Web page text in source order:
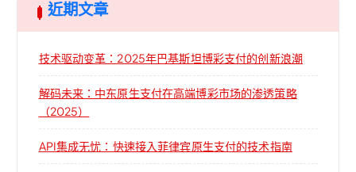
近期文章
技术驱动变革：2025年巴基斯坦博彩支付的创新浪潮
解码未来：中东原生支付在高端博彩市场的渗透策略
（2025）
API集成无忧：快速接入菲律宾原生支付的技术指南